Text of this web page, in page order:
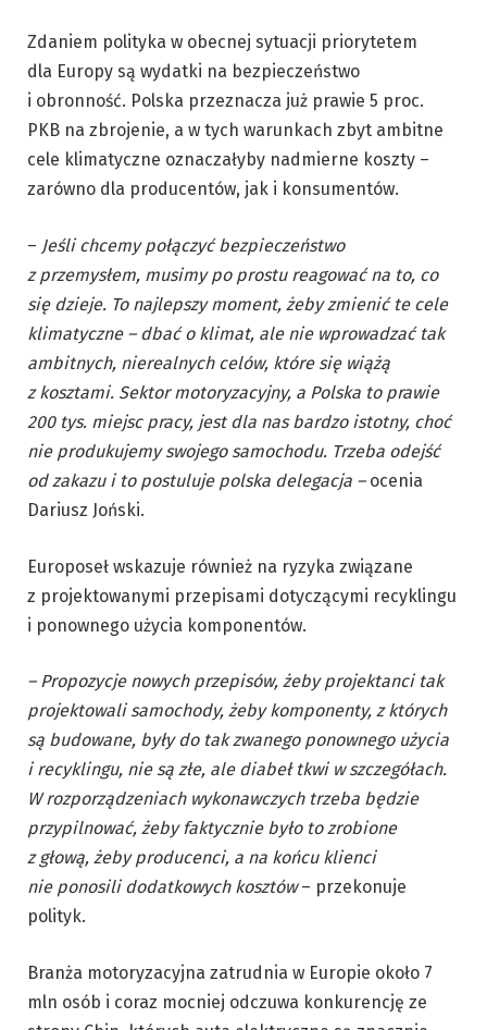
Zdaniem polityka w obecnej sytuacji priorytetem
dla Europy są wydatki na bezpieczeństwo
i obronność. Polska przeznacza już prawie 5 proc.
PKB na zbrojenie, a w tych warunkach zbyt ambitne
cele klimatyczne oznaczałyby nadmierne koszty –
zarówno dla producentów, jak i konsumentów.
– Jeśli chcemy połączyć bezpieczeństwo
z przemysłem, musimy po prostu reagować na to, co
się dzieje. To najlepszy moment, żeby zmienić te cele
klimatyczne – dbać o klimat, ale nie wprowadzać tak
ambitnych, nierealnych celów, które się wiążą
z kosztami. Sektor motoryzacyjny, a Polska to prawie
200 tys. miejsc pracy, jest dla nas bardzo istotny, choć
nie produkujemy swojego samochodu. Trzeba odejść
od zakazu i to postuluje polska delegacja –ocenia
Dariusz Joński.
Europoseł wskazuje również na ryzyka związane
z projektowanymi przepisami dotyczącymi recyklingu
i ponownego użycia komponentów.
– Propozycje nowych przepisów, żeby projektanci tak
projektowali samochody, żeby komponenty, z których
są budowane, były do tak zwanego ponownego użycia
i recyklingu, nie są złe, ale diabeł tkwi w szczegółach.
W rozporządzeniach wykonawczych trzeba będzie
przypilnować, żeby faktycznie było to zrobione
z głową, żeby producenci, a na końcu klienci
nie ponosili dodatkowych kosztów– przekonuje
polityk.
Branża motoryzacyjna zatrudnia w Europie około 7
mln osób i coraz mocniej odczuwa konkurencję ze